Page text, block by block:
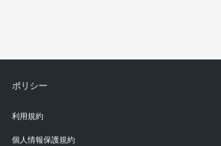
ポリシー
利用規約
個人情報保護規約